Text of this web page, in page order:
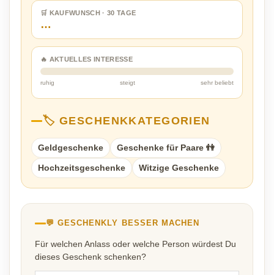
🛒 KAUFWUNSCH · 30 TAGE
…
🔥 AKTUELLES INTERESSE
ruhig steigt sehr beliebt
🏷️ GESCHENKKATEGORIEN
Geldgeschenke Geschenke für Paare 👫
Hochzeitsgeschenke Witzige Geschenke
💬 GESCHENKLY BESSER MACHEN
Für welchen Anlass oder welche Person würdest Du
dieses Geschenk schenken?